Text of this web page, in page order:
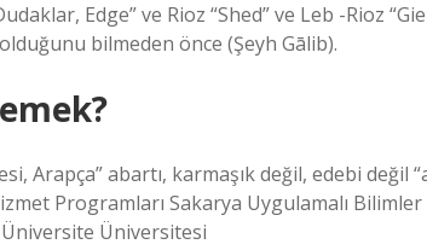
bilmeden önce (Şeyh Gālib).
Programları Sakarya Uygulamalı
Üniversitesi